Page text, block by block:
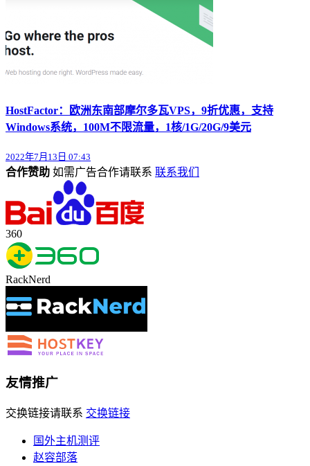
HostFactor：欧洲东南部摩尔多瓦VPS，9折优惠，支持
Windows系统，100M不限流量，1核/1G/20G/9美元
2022年7月13日 07:43
合作赞助 如需广告合作请联系 联系我们
360
RackNerd
友情推广
交换链接请联系 交换链接
国外主机测评
赵容部落